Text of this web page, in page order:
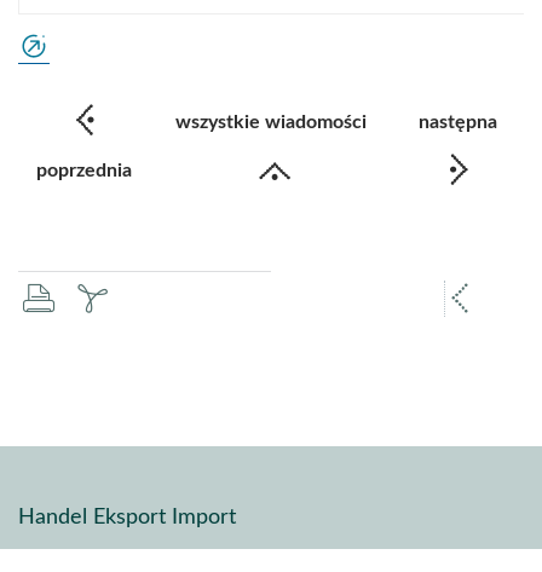
poprzednia
wszystkie wiadomości następna
drukujzapisz
Handel Eksport Import